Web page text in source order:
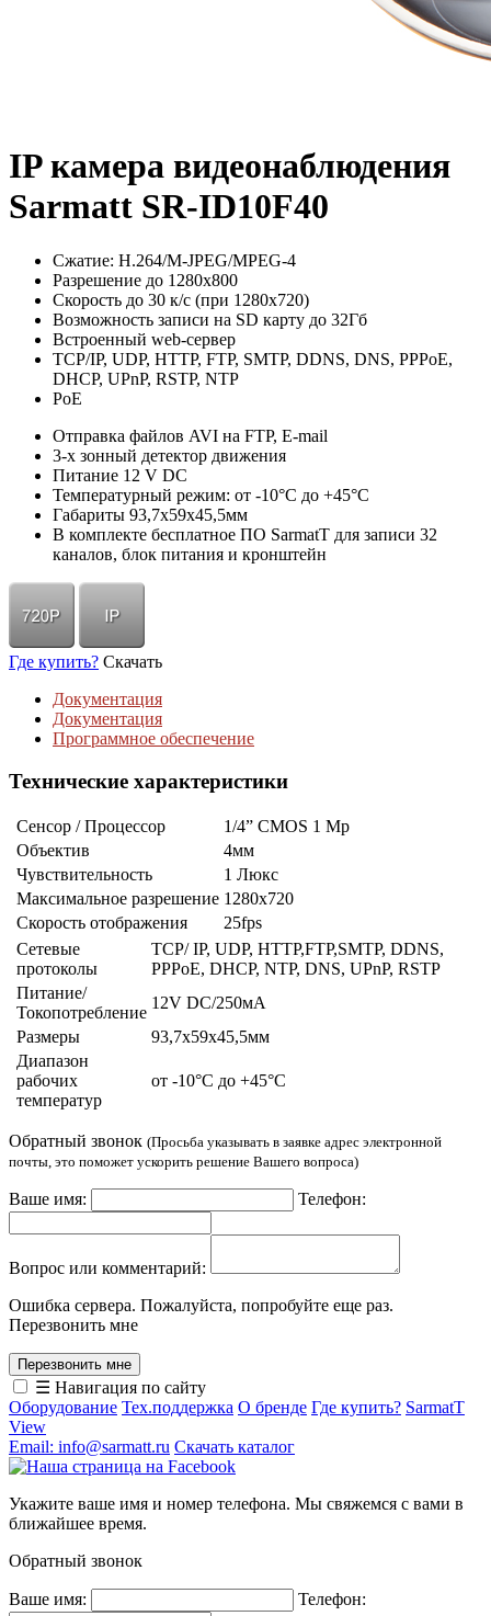
IP камера видеонаблюдения
Sarmatt SR-ID10F40
Сжатие: Н.264/М-JPEG/MPEG-4
Разрешение до 1280х800
Скорость до 30 к/с (при 1280х720)
Возможность записи на SD карту до 32Гб
Встроенный web-сервер
TCP/IP, UDP, HTTP, FTP, SMTP, DDNS, DNS, PPPoE,
DHCP, UPnP, RSTP, NTP
PoE
Отправка файлов AVI на FTP, E-mail
3-х зонный детектор движения
Питание 12 V DC
Температурный режим: от -10°С до +45°С
Габариты 93,7х59х45,5мм
В комплекте бесплатное ПО SarmatT для записи 32
каналов, блок питания и кронштейн
Где купить? Скачать
Документация
Документация
Программное обеспечение
Технические характеристики
Сенсор / Процессор
1/4” CMOS 1 Mp
Объектив
4мм
Чувствительность
1 Люкс
Максимальное разрешение 1280х720
Скорость отображения
25fps
Сетевые
протоколы
TCP/ IP, UDP, HTTP,FTP,SMTP, DDNS,
PPPoE, DHCP, NTP, DNS, UPnP, RSTP
Питание/
Токопотребление
12V DC/250мА
Размеры
93,7х59х45,5мм
Диапазон
рабочих
температур
от -10°С до +45°С
Обратный звонок (Просьба указывать в заявке адрес электронной
почты, это поможет ускорить решение Вашего вопроса)
Ваше имя: Телефон:
Вопрос или комментарий:
Ошибка сервера. Пожалуйста, попробуйте еще раз.
Перезвонить мне
☰ Навигация по сайту
Оборудование Тех.поддержка О бренде Где купить? SarmatT
View
Email: info@sarmatt.ru Скачать каталог
Укажите ваше имя и номер телефона. Мы свяжемся с вами в
ближайшее время.
Обратный звонок
Ваше имя:
Телефон: